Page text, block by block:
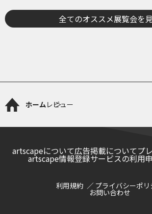
全てのオススメ展覧会を
ホームレビュー
artscapeについて広告掲載についてプ
artscape情報登録サービスの利用
利用規約 プライバシーポリ
お問い合わせ